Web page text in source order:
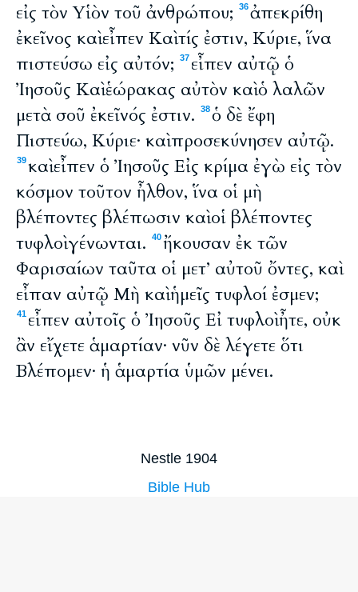
εἰς τὸν Υἱὸν τοῦ ἀνθρώπου;
36ἀπεκρίθη
ἐκεῖνος καὶ εἶπεν Καὶ τίς ἐστιν, Κύριε, ἵνα
πιστεύσω εἰς αὐτόν;
37 εἶπεν αὐτῷ ὁ
Ἰησοῦς Καὶ ἑώρακας αὐτὸν καὶ ὁ λαλῶν
μετὰ σοῦ ἐκεῖνός ἐστιν.
38ὁ δὲ ἔφη
Πιστεύω, Κύριε· καὶ προσεκύνησεν αὐτῷ.
39καὶ εἶπεν ὁ Ἰησοῦς Εἰς κρίμα ἐγὼ εἰς τὸν
κόσμον τοῦτον ἦλθον, ἵνα οἱ μὴ
βλέποντες βλέπωσιν καὶ οἱ βλέποντες
τυφλοὶ γένωνται.
40ἤκουσαν ἐκ τῶν
Φαρισαίων ταῦτα οἱ μετ’ αὐτοῦ ὄντες, καὶ
εἶπαν αὐτῷ Μὴ καὶ ἡμεῖς τυφλοί ἐσμεν;
41 εἶπεν αὐτοῖς ὁ Ἰησοῦς Εἰ τυφλοὶ ἦτε, οὐκ
ἂν εἴχετε ἁμαρτίαν· νῦν δὲ λέγετε ὅτι
Βλέπομεν· ἡ ἁμαρτία ὑμῶν μένει.
Nestle 1904
Bible Hub